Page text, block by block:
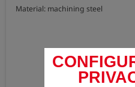
Material: machining steel